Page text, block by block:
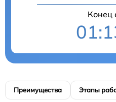
Конец
Преимущества Этапы